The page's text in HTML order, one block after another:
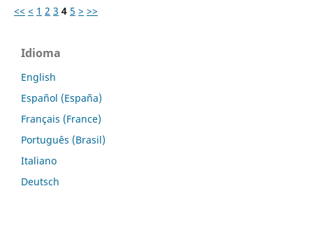
<< < 1 2 3 4 5 > >>
Idioma
English
Español (España)
Français (France)
Português (Brasil)
Italiano
Deutsch